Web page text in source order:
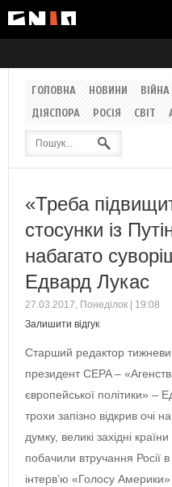
ГОЛОВНА НОВИНИ ВІЙНА
ДІЯСПОРА
РОСІЯ СВІТ
«Треба
стосунки із
набагато
Едвард Лукас
27.03.2017, Понеділок | 19:08
Залишити відгук
Старший редактор
президент CEPA –
європейської політики» –
трохи запізно відкрив очі
думку, великі західні
побачили втручання Росії
інтерв’ю «Голосу